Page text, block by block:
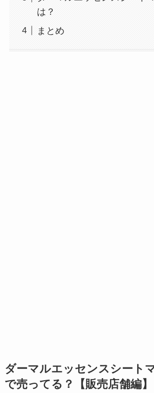
は？
まとめ
ダーマルエッセンスシート
で売ってる？【販売店舗編】